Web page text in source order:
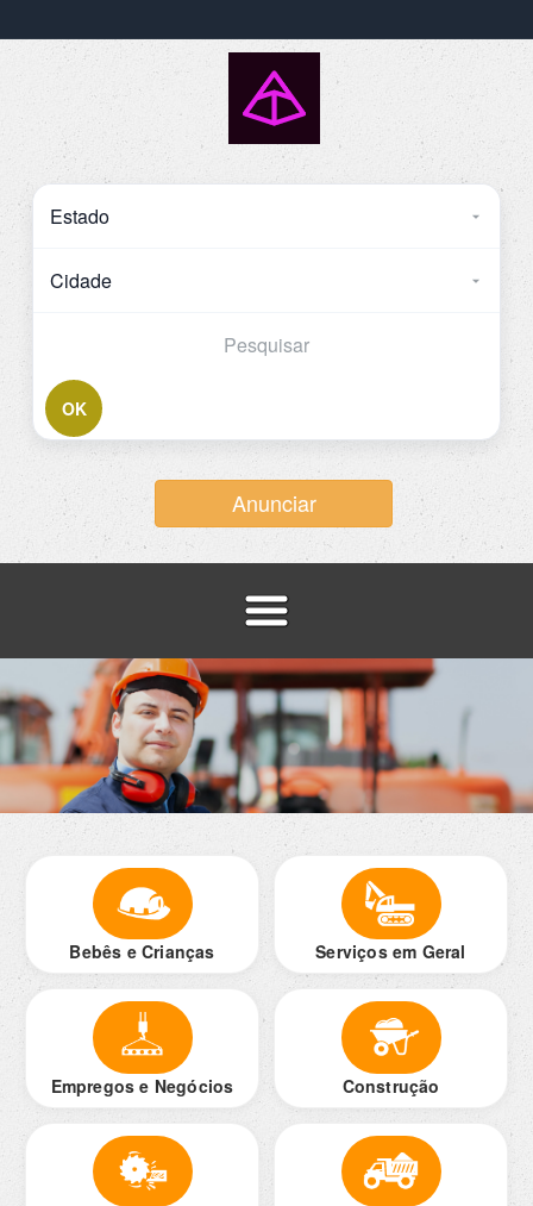
OK
Anunciar
Bebês e Crianças Serviços em Geral
Empregos e Negócios Construção